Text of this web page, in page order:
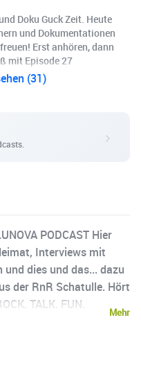
Doku Guck Zeit. Heute
und Dokumentationen
Erst anhören, dann
mit Episode 27
(31)
PODCAST Hier
Interviews mit
dies und das... dazu
der RnR Schatulle. Hört
TALK. FUN.
Mehr